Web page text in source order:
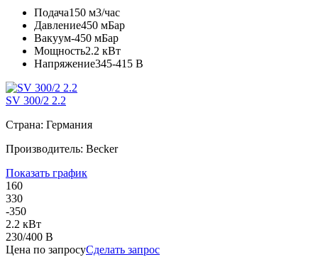
Подача150 м3/час
Давление450 мБар
Вакуум-450 мБар
Мощность2.2 кВт
Напряжение345-415 В
SV 300/2 2.2
Страна: Германия
Производитель: Becker
Показать график
160
330
-350
2.2 кВт
230/400 В
Цена по запросуСделать запрос